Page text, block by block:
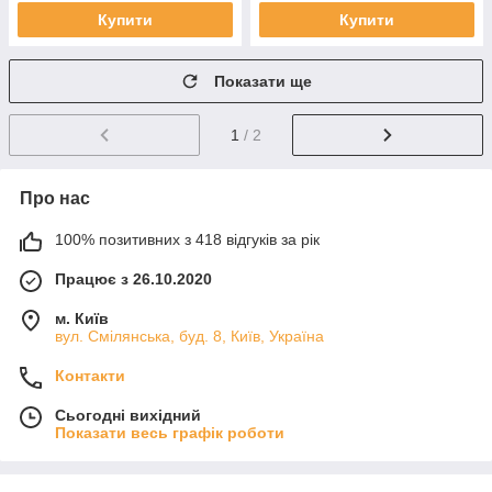
Купити Купити
Показати ще
1 / 2
Про нас
100% позитивних з 418 відгуків за рік
Працює з 26.10.2020
м. Київ
вул. Смілянська, буд. 8, Київ, Україна
Контакти
Сьогодні вихідний
Показати весь графік роботи